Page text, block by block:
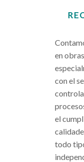
en
con el
el
todo